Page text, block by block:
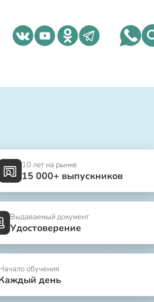
10 лет на рынке
15 000+ выпускников
Выдаваемый документ
Удостоверение
обучения
день